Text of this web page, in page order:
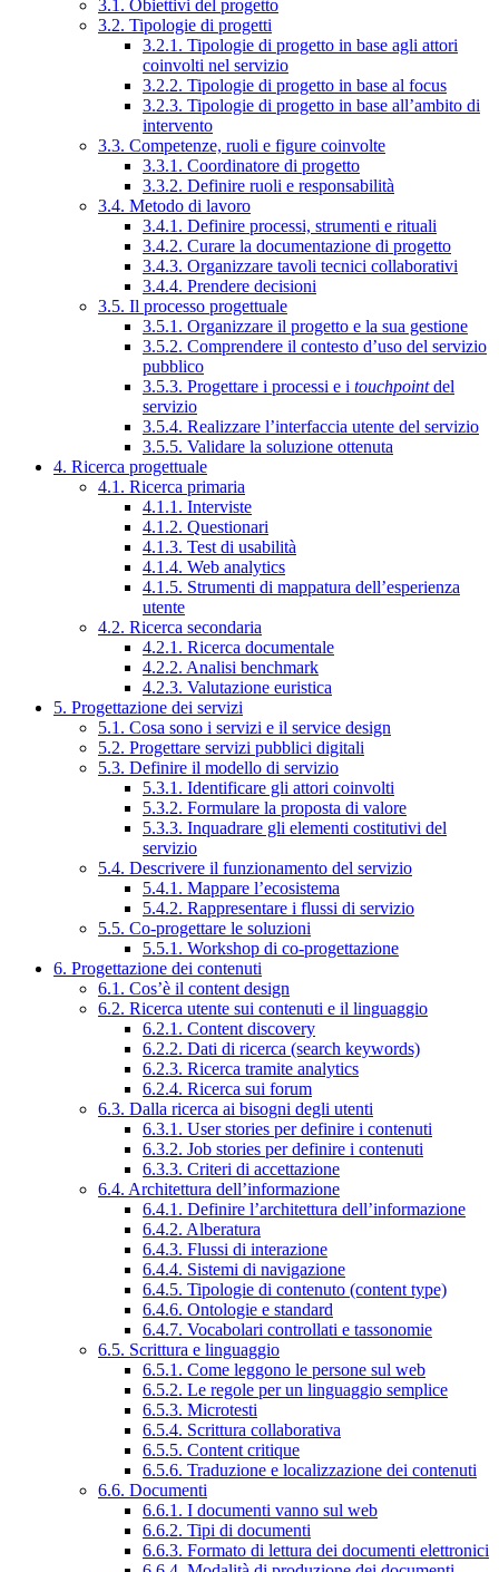
3.1. Obiettivi del progetto
3.2. Tipologie di progetti
3.2.1. Tipologie di progetto in base agli attori
coinvolti nel servizio
3.2.2. Tipologie di progetto in base al focus
3.2.3. Tipologie di progetto in base all’ambito di
intervento
3.3. Competenze, ruoli e figure coinvolte
3.3.1. Coordinatore di progetto
3.3.2. Definire ruoli e responsabilità
3.4. Metodo di lavoro
3.4.1. Definire processi, strumenti e rituali
3.4.2. Curare la documentazione di progetto
3.4.3. Organizzare tavoli tecnici collaborativi
3.4.4. Prendere decisioni
3.5. Il processo progettuale
3.5.1. Organizzare il progetto e la sua gestione
3.5.2. Comprendere il contesto d’uso del servizio
pubblico
3.5.3. Progettare i processi e i touchpointdel
servizio
3.5.4. Realizzare l’interfaccia utente del servizio
3.5.5. Validare la soluzione ottenuta
4. Ricerca progettuale
4.1. Ricerca primaria
4.1.1. Interviste
4.1.2. Questionari
4.1.3. Test di usabilità
4.1.4. Web analytics
4.1.5. Strumenti di mappatura dell’esperienza
utente
4.2. Ricerca secondaria
4.2.1. Ricerca documentale
4.2.2. Analisi benchmark
4.2.3. Valutazione euristica
5. Progettazione dei servizi
5.1. Cosa sono i servizi e il service design
5.2. Progettare servizi pubblici digitali
5.3. Definire il modello di servizio
5.3.1. Identificare gli attori coinvolti
5.3.2. Formulare la proposta di valore
5.3.3. Inquadrare gli elementi costitutivi del
servizio
5.4. Descrivere il funzionamento del servizio
5.4.1. Mappare l’ecosistema
5.4.2. Rappresentare i flussi di servizio
5.5. Co-progettare le soluzioni
5.5.1. Workshop di co-progettazione
6. Progettazione dei contenuti
6.1. Cos’è il content design
6.2. Ricerca utente sui contenuti e il linguaggio
6.2.1. Content discovery
6.2.2. Dati di ricerca (search keywords)
6.2.3. Ricerca tramite analytics
6.2.4. Ricerca sui forum
6.3. Dalla ricerca ai bisogni degli utenti
6.3.1. User stories per definire i contenuti
6.3.2. Job stories per definire i contenuti
6.3.3. Criteri di accettazione
6.4. Architettura dell’informazione
6.4.1. Definire l’architettura dell’informazione
6.4.2. Alberatura
6.4.3. Flussi di interazione
6.4.4. Sistemi di navigazione
6.4.5. Tipologie di contenuto (content type)
6.4.6. Ontologie e standard
6.4.7. Vocabolari controllati e tassonomie
6.5. Scrittura e linguaggio
6.5.1. Come leggono le persone sul web
6.5.2. Le regole per un linguaggio semplice
6.5.3. Microtesti
6.5.4. Scrittura collaborativa
6.5.5. Content critique
6.5.6. Traduzione e localizzazione dei contenuti
6.6. Documenti
6.6.1. I documenti vanno sul web
6.6.2. Tipi di documenti
6.6.3. Formato di lettura dei documenti elettronici